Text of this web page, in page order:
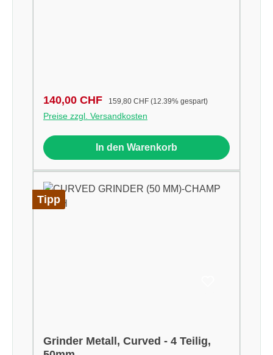
Verkaufspreis:
140,00 CHF Regulärer Preis:
159,80 CHF (12.39% gespart)
Preise zzgl. Versandkosten
In den Warenkorb
Tipp
Grinder Metall, Curved - 4 Teilig,